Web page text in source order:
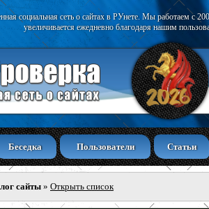
социальная сеть о сайтах в РУнете. Мы работаем с
увеличивается ежедневно благодаря нашим
Беседка Пользователи Статьи
сайты » Открыть список